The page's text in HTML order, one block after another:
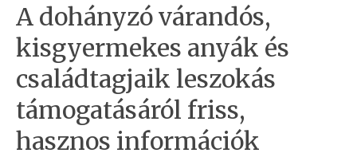
A dohányzó várandós,
kisgyermekes anyák és
családtagjaik leszokás
támogatásáról friss,
hasznos információk